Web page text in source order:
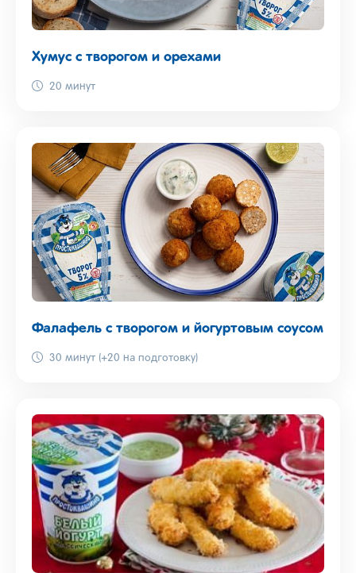
Хумус с творогом и орехами
20 минут
Фалафель с творогом и йогуртовым соусом
30 минут (+20 на подготовку)